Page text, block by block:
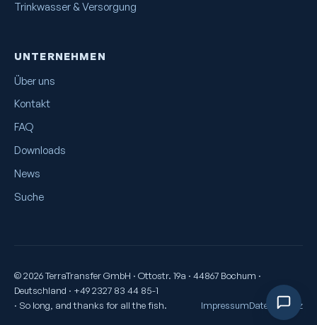
Trinkwasser & Versorgung
UNTERNEHMEN
Über uns
Kontakt
FAQ
Downloads
News
Suche
© 2026 TerraTransfer GmbH · Ottostr. 19a · 44867 Bochum ·
Deutschland · +49 2327 83 44 85-1
· So long, and thanks for all the fish.
ImpressumDatenschutz